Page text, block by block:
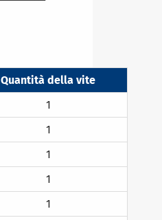
Quantità della vite
1
1
1
1
1